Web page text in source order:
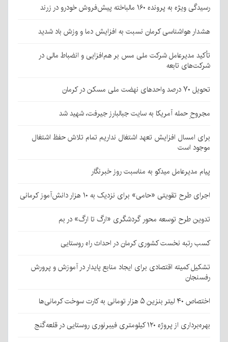
رسیدگی ویژه به پرونده ۱۶۰ مالباخته پیش‌فروش خودرو در زرند
هشدار هواشناسی کرمان نسبت به افزایش دما و وزش باد شدید
تأکید مدیرعامل شرکت ملی مس بر هم‌افزایی و انضباط مالی در
شرکت‌های تابعه
تحویل ۷۰ درصد واحدهای نهضت ملی مسکن در کرمان
مجروحِ حمله آمریکا به سایت جبالبارز جیرفت، شهید شد
برای امسال افزایش تعهد اشتغال نداریم تمام تلاش حفظ اشتغال
موجود است
پیام مدیرعامل میدکو به مناسبت روز خبرنگار
اجرای طرح تقویتی «حامی» برای نزدیک به ۱۰ هزار دانش‌آموز کرمانی
تدوین طرح توسعه محور گردشگری «ارگ تا ارگ» در بم
کسب رتبه نخست کشوری کرمان در احداث راه روستایی
تشکیل کمیته اقتصادی برای ایجاد منابع پایدار در آموزش و پرورش
رفسنجان
اختصاص ۴۰ لیتر بنزین ۵ هزار تومانی به کارت سوخت کرمانی‌ها
بهره‌برداری از پروژه ۱۲۰ کیلومتری فیبرنوری روستایی در قلعه‌گنج